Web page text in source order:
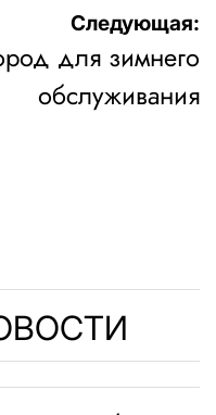
Следующая:
для зимнего
обслуживания